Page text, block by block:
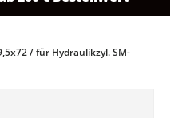
/ für Hydraulikzyl. SM-